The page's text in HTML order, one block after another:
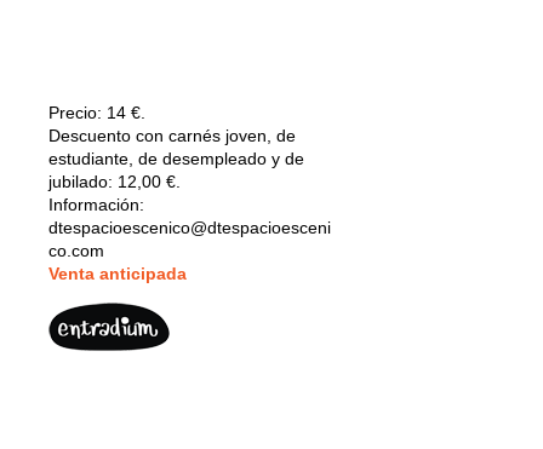
Precio: 14 €.
Descuento con carnés joven, de
estudiante, de desempleado y de
jubilado: 12,00 €.
Información:
dtespacioescenico@dtespacioesceni
co.com
Venta anticipada